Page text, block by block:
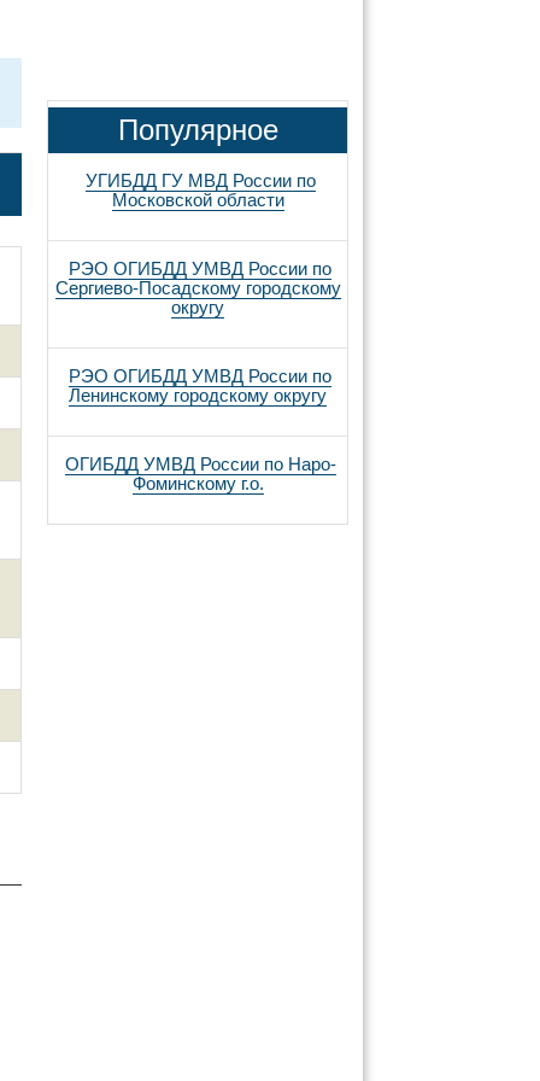
Популярное
УГИБДД ГУ МВД России по
Московской области
РЭО ОГИБДД УМВД России по
Сергиево-Посадскому городскому
округу
РЭО ОГИБДД УМВД России по
Ленинскому городскому округу
ОГИБДД УМВД России по Наро-
Фоминскому г.о.